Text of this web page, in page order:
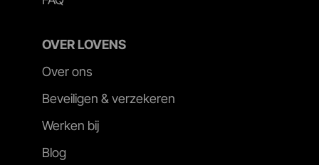
OVER LOVENS
Over ons
Beveiligen & verzekeren
Werken bij
Blog